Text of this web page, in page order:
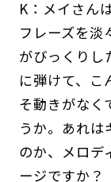
K：メイさん
フレーズを淡
がびっくりし
に弾けて、こ
そ動きがなく
うか。あれは
のか、メロデ
ージですか？